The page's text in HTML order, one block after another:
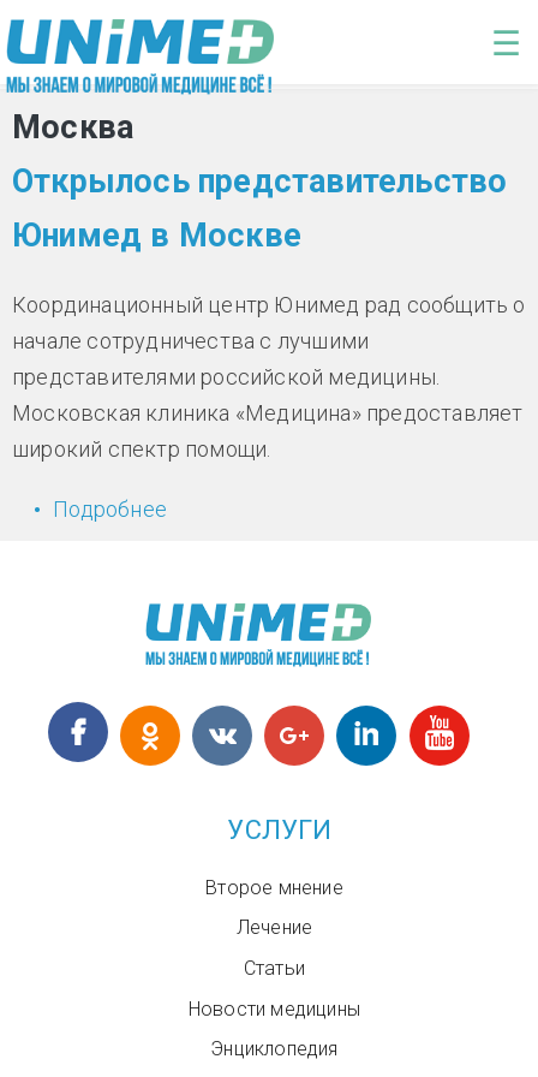
Перейти к основному содержанию
☰
Москва
Открылось представительство
Юнимед в Москве
Координационный центр Юнимед рад сообщить о
начале сотрудничества с лучшими
представителями российской медицины.
Московская клиника «Медицина» предоставляет
широкий спектр помощи.
Подробнее
УСЛУГИ
Второе мнение
Лечение
Статьи
Новости медицины
Энциклопедия